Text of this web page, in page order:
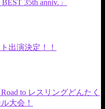
35th anniv.」
出演決定！！
to レスリングどんたく
大会！